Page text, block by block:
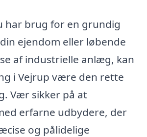
har brug for en grundig
ejendom eller løbende
af industrielle anlæg, kan
i Vejrup være den rette
Vær sikker på at
erfarne udbydere, der
og pålidelige